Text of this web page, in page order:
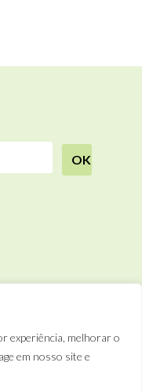
experiência, melhorar o
em nosso site e